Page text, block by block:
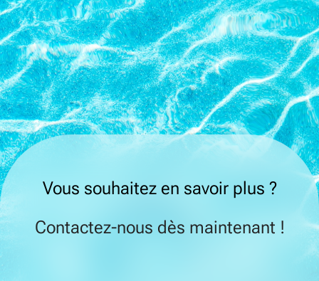
Vous souhaitez en savoir plus ?
Contactez-nous dès maintenant !